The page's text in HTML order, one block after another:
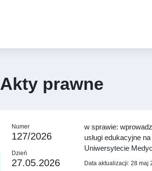
Akty prawne
Numer
127/2026
Dzień
27.05.2026
w sprawie:
usługi edukacyjne
Uniwersytecie
Data aktualizacji: 28 maj